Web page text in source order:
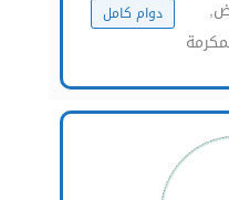
دوام كامل